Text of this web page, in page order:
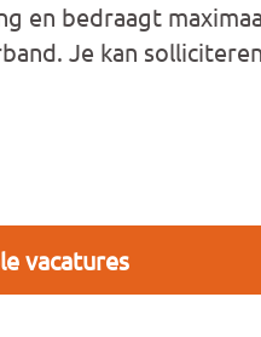
en bedraagt
Je kan
vacatures